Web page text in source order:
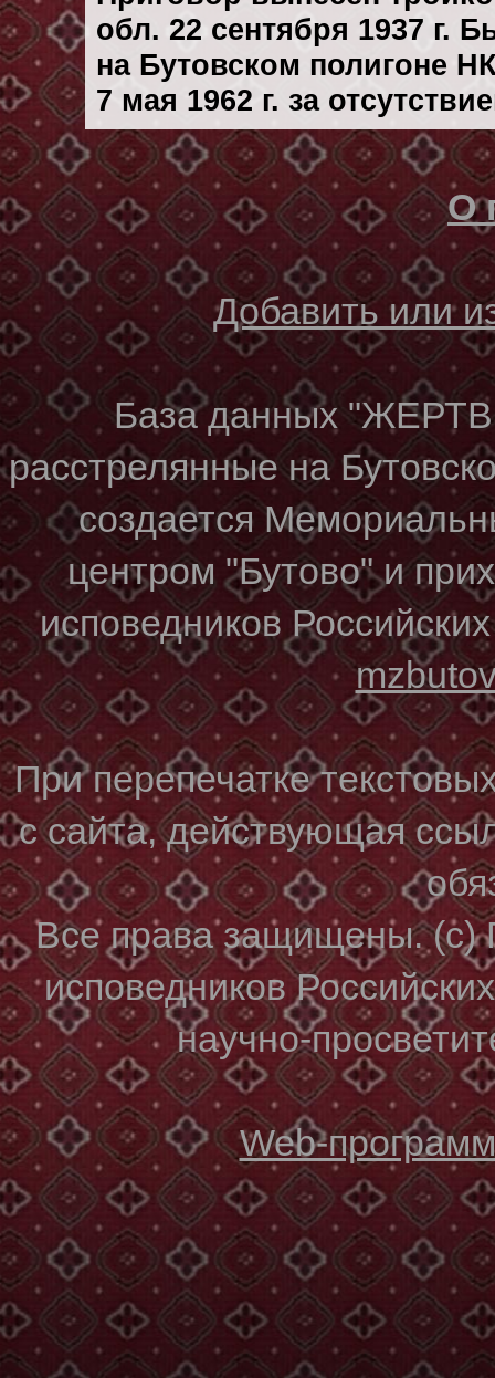
обл. 22 сентября 1937 г.
на Бутовском полигоне
7 мая 1962 г. за
О
Добавить или
База данных
расстрелянные на
создается
центром "Бутово" и
исповедников
При перепечатке
с сайта, действующая
Все права защищены. (с)
исповедников
научно-
Web-